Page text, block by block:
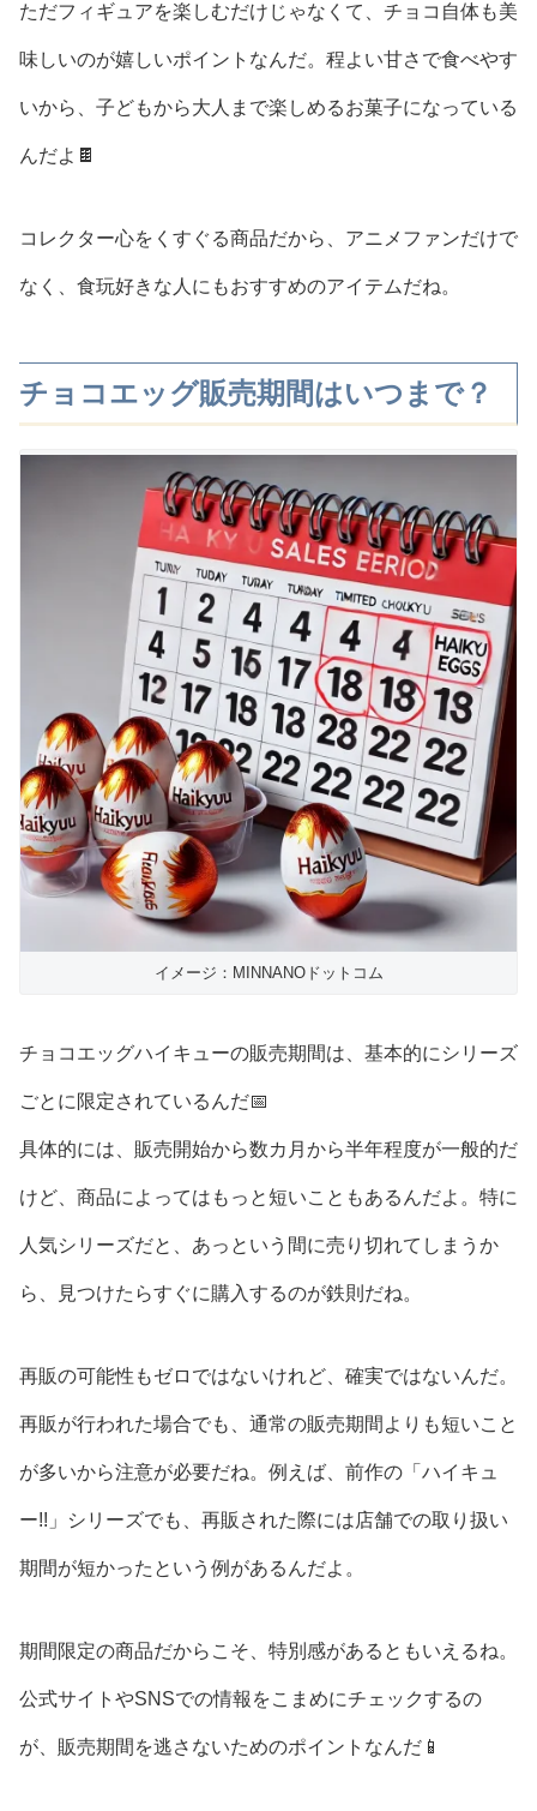
ただフィギュアを楽しむだけじゃなくて、チョコ自体も美
味しいのが嬉しいポイントなんだ。程よい甘さで食べやす
いから、子どもから大人まで楽しめるお菓子になっている
んだよ🍫
コレクター心をくすぐる商品だから、アニメファンだけで
なく、食玩好きな人にもおすすめのアイテムだね。
チョコエッグ販売期間はいつまで？
イメージ：MINNANOドットコム
チョコエッグハイキューの販売期間は、基本的にシリーズ
ごとに限定されているんだ📅
具体的には、販売開始から数カ月から半年程度が一般的だ
けど、商品によってはもっと短いこともあるんだよ。特に
人気シリーズだと、あっという間に売り切れてしまうか
ら、見つけたらすぐに購入するのが鉄則だね。
再販の可能性もゼロではないけれど、確実ではないんだ。
再販が行われた場合でも、通常の販売期間よりも短いこと
が多いから注意が必要だね。例えば、前作の「ハイキュ
ー!!」シリーズでも、再販された際には店舗での取り扱い
期間が短かったという例があるんだよ。
期間限定の商品だからこそ、特別感があるともいえるね。
公式サイトやSNSでの情報をこまめにチェックするの
が、販売期間を逃さないためのポイントなんだ📱